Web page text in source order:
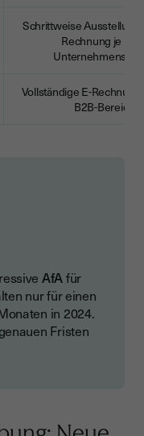
Schrittweise
Rechnung je
Vollständige E-
B2B-Bereich
AfAfür
nur für einen
in 2024.
Fristen